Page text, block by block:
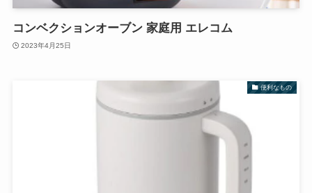
コンベクションオーブン 家庭用 エレコム
2023年4月25日
便利なもの